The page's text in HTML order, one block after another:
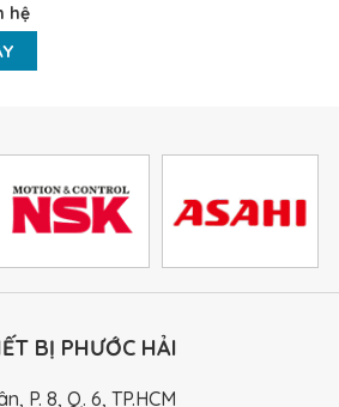
hệ
BỊ PHƯỚC HẢI
P. 8, Q. 6, TP.HCM